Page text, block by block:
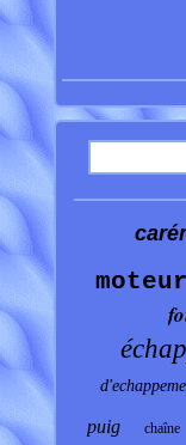
moteur
puig chaîne